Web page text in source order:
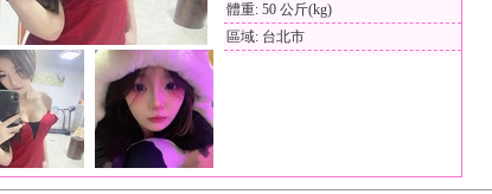
體重: 50 公斤(kg)
區域: 台北市